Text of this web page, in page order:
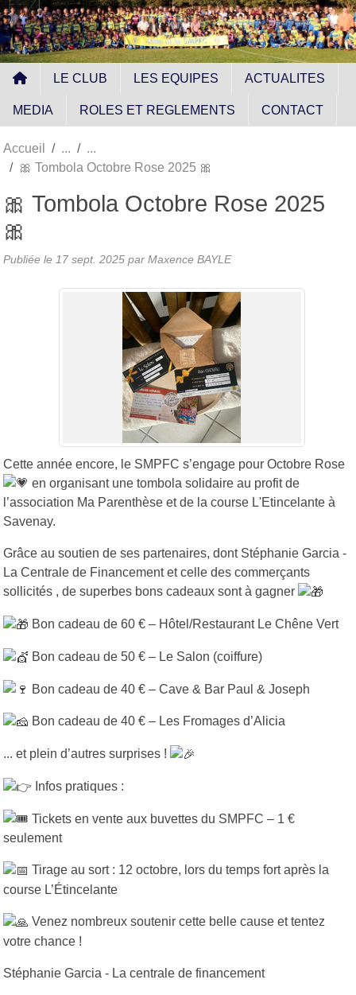
LE CLUB LES EQUIPES ACTUALITES
MEDIA ROLES ET REGLEMENTS CONTACT
Accueil
🎀 Tombola Octobre Rose 2025 🎀
🎀 Tombola Octobre Rose 2025
🎀
Publiée le 17 sept. 2025 par Maxence BAYLE
Cette année encore, le SMPFC s’engage pour Octobre Rose
en organisant une tombola solidaire au profit de
l’association Ma Parenthèse et de la course L'Etincelante à
Savenay.
Grâce au soutien de ses partenaires, dont Stéphanie Garcia -
La Centrale de Financement et celle des commerçants
sollicités , de superbes bons cadeaux sont à gagner
Bon cadeau de 60 € – Hôtel/Restaurant Le Chêne Vert
Bon cadeau de 50 € – Le Salon (coiffure)
Bon cadeau de 40 € – Cave & Bar Paul & Joseph
Bon cadeau de 40 € – Les Fromages d’Alicia
... et plein d’autres surprises !
Infos pratiques :
Tickets en vente aux buvettes du SMPFC – 1 €
seulement
Tirage au sort : 12 octobre, lors du temps fort après la
course L’Étincelante
Venez nombreux soutenir cette belle cause et tentez
votre chance !
Stéphanie Garcia - La centrale de financement
Panneau de gestion des cookies